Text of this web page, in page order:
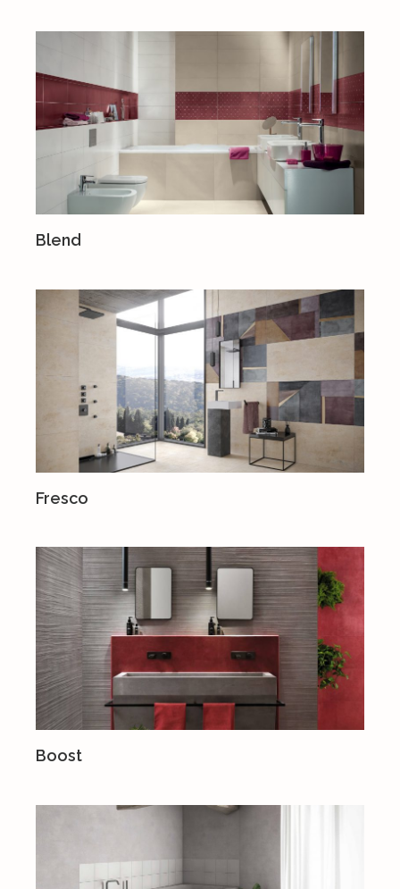
Blend
Fresco
Boost